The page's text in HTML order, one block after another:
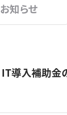
お知らせ
IT導入補助金